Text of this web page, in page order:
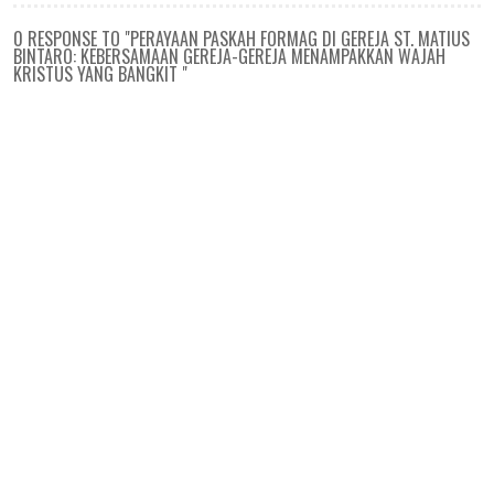
0 RESPONSE TO "PERAYAAN PASKAH FORMAG DI GEREJA ST. MATIUS
BINTARO: KEBERSAMAAN GEREJA-GEREJA MENAMPAKKAN WAJAH
KRISTUS YANG BANGKIT "